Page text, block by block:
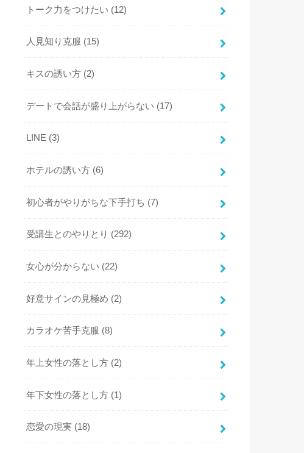
トーク力をつけたい (12)
人見知り克服 (15)
キスの誘い方 (2)
デートで会話が盛り上がらない (17)
LINE (3)
ホテルの誘い方 (6)
初心者がやりがちな下手打ち (7)
受講生とのやりとり (292)
女心が分からない (22)
好意サインの見極め (2)
カラオケ苦手克服 (8)
年上女性の落とし方 (2)
年下女性の落とし方 (1)
恋愛の現実 (18)